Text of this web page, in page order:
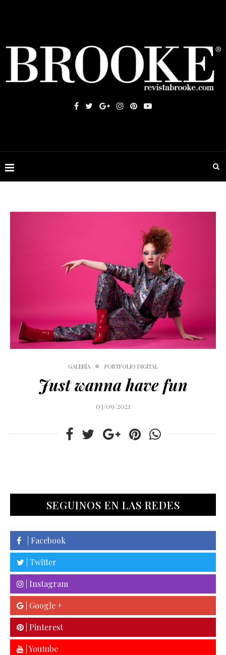
GALERÍA PORTFOLIO DIGITAL
Just wanna have fun
03/09/2021
SEGUINOS EN LAS REDES
| Facebook
| Twitter
| Instagram
| Google +
| Pinterest
| Youtube